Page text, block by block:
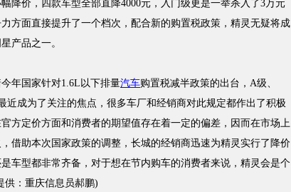
降价，四款车型全部直降4000元，入门级更是一举杀入了3万元
方面直接提升了一个档次，配合新的购置税政策，精灵无疑将成
产品之一。
国家针对1.6L以下排量汽车购置税减半政策的出台，A级、
近成为了关注的焦点，很多车厂和经销商对此规定都作出了积极
方定价方面和消费者的期望值存在着一定的偏差，因而在市场上
借助本次国家政策的调整，长城的经销商迅速为精灵实行了降价
车型都非常齐备，对于想在节内购车的消费者来说，精灵会是个
供：重庆信息员郝鹏)